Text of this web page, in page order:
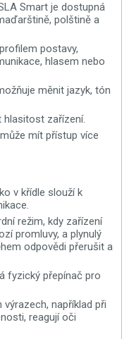
Smart je dostupná
polštině a
postavy,
hlasem nebo
měnit jazyk, tón
hlasitost zařízení.
mít přístup více
v křídle slouží k
režim, kdy zařízení
promluvy, a plynulý
odpovědi přerušit a
fyzický přepínač pro
výrazech, například při
reagují oči